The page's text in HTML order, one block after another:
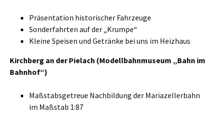
Präsentation historischer Fahrzeuge
Sonderfahrten auf der „Krumpe“
Kleine Speisen und Getränke bei uns im Heizhaus
Kirchberg an der Pielach (Modellbahnmuseum „Bahn im
Bahnhof“)
Maßstabsgetreue Nachbildung der Mariazellerbahn
im Maßstab 1:87